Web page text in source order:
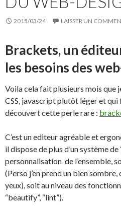
2015/03/24 LAISSER UN
Brackets, un
les besoins des
Voila cela fait plusieurs mois que
CSS, javascript plutôt léger et qui
découvert cette perle rare :
C’est un editeur agréable et
il dispose de plus d’un système
personnalisation de l’ensemble,
(Perso j’en prend un bien
yeux), soit au niveau des
“beautify”, “lint”).